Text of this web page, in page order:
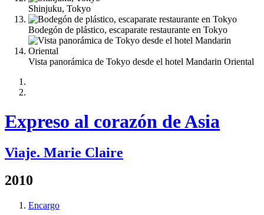
Shinjuku, Tokyo
Bodegón de plástico, escaparate restaurante en Tokyo
Vista panorámica de Tokyo desde el hotel Mandarin Oriental
Expreso al corazón de Asia
Viaje. Marie Claire
2010
Encargo